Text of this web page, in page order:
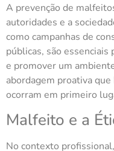
A prevenção de
autoridades e a
como campanhas de
públicas, são essenciais
e promover um
abordagem proativa
ocorram em primeiro
Malfeito e a
No contexto